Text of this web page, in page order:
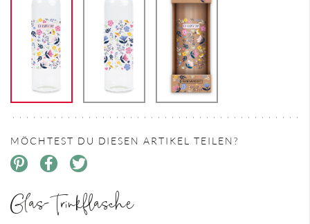
Glas-Trinkflasche
MÖCHTEST DU DIESEN ARTIKEL TEILEN?